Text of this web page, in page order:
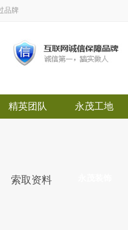
品牌
精英团队 永茂工地
索取资料